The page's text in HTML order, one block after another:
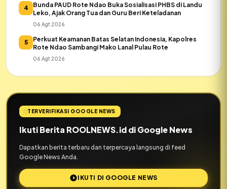
4
Bunda PAUD Rote Ndao Buka Sosialisasi PHBS di Landu
Leko, Ajak Orang Tua dan Guru Beri Keteladanan
06 Agt 2026
5
Perkuat Keamanan Batas Selatan Indonesia, Kapolres
Rote Ndao Sambangi Mako Lanal Pulau Rote
06 Agt 2026
TERVERIFIKASI GOOGLE NEWS
Ikuti Berita ROOLNEWS.id di Google News
Dapatkan berita terbaru dan terpercaya langsung di feed
Google News Anda.
IKUTI DI GOOGLE NEWS